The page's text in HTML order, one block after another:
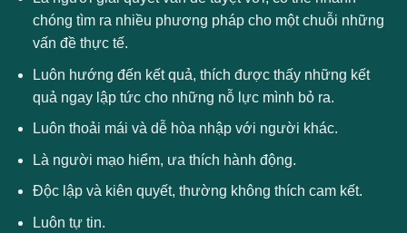
chóng tìm ra nhiều phương pháp cho một chuỗi những
vấn đề thực tế.
Luôn hướng đến kết quả, thích được thấy những kết
quả ngay lập tức cho những nỗ lực mình bỏ ra.
Luôn thoải mái và dễ hòa nhập với người khác.
Là người mạo hiểm, ưa thích hành động.
Độc lập và kiên quyết, thường không thích cam kết.
Luôn tự tin.